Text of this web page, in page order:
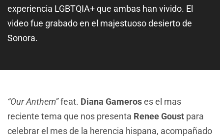
experiencia LGBTQIA+ que ambas han vivido. El
video fue grabado en el majestuoso desierto de
Sonora.
“Our Anthem”feat. Diana Gameroses el mas
reciente tema que nos presenta Renee Goust para
celebrar el mes de la herencia hispana, acompañado